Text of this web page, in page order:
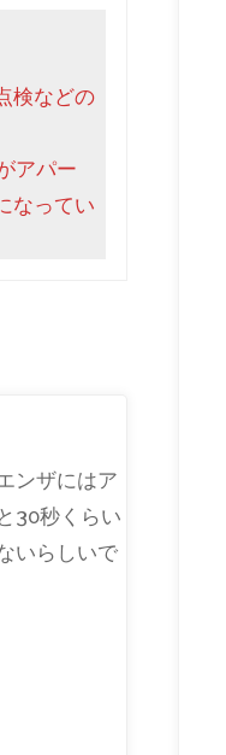
検などの
アパー
なってい
ンザにはア
30秒くらい
いらしいで